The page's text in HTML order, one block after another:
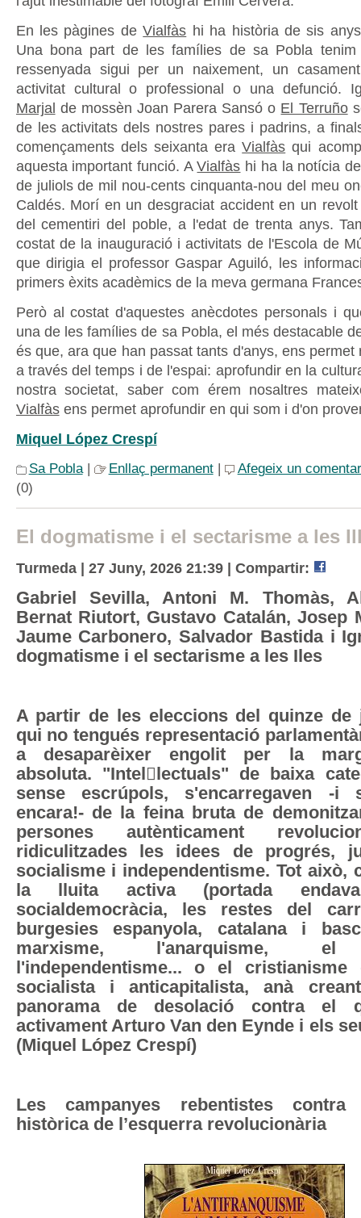
En les pàgines deVialfàs hi ha història de sis
Una bona part de les famílies de sa Pobla
ressenyada sigui per un naixement, un
activitat cultural o professional o una defunció.
Marjal de mossèn Joan Parera Sansó o El Terruño
de les activitats dels nostres pares i padrins, a
començaments dels seixanta eraVialfàs qui
aquesta important funció. AVialfàs hi ha la notícia
de juliols de mil nou-cents cinquanta-nou del meu
Caldés. Morí en un desgraciat accident en un
del cementiri del poble, a l'edat de trenta anys.
costat de la inauguració i activitats de l'Escola de
que dirigia el professor Gaspar Aguiló, les
primers èxits acadèmics de la meva germana
Però al costat d'aquestes anècdotes personals i
una de les famílies de sa Pobla, el més destacable
és que, ara que han passat tants d'anys, ens permet
a través del temps i de l'espai: aprofundir en la
nostra societat, saber com érem nosaltres
Vialfàsens permet aprofundir en qui som i d'on
Miquel López Crespí
Sa Pobla| Enllaç permanent|
Afegeix un
(0)
El dogmatisme i el sectarisme a les
Turmeda | 27 Juny, 2026 21:39 | Compartir:
Gabriel Sevilla, Antoni M. Thomàs,
Bernat Riutort, Gustavo Catalán, Josep
Jaume Carbonero, Salvador Bastida i
dogmatisme i el sectarisme a les Iles
A partir de les eleccions del quinze de
qui no tengués representació
a desaparèixer engolit per la
absoluta. "Intellectuals" de baixa
sense escrúpols, s'encarregaven -i
encara!- de la feina bruta de
persones autènticament
ridiculitzades les idees de progrés,
socialisme i independentisme. Tot això,
la lluita activa (portada
socialdemocràcia, les restes del
burgesies espanyola, catalana i
marxisme, l'anarquisme, el
l'independentisme... o el cristianisme
socialista i anticapitalista, anà
panorama de desolació contra el
activament Arturo Van den Eynde i els
(Miquel López Crespí)
Les campanyes rebentistes
històrica de l’esquerra revolucionària